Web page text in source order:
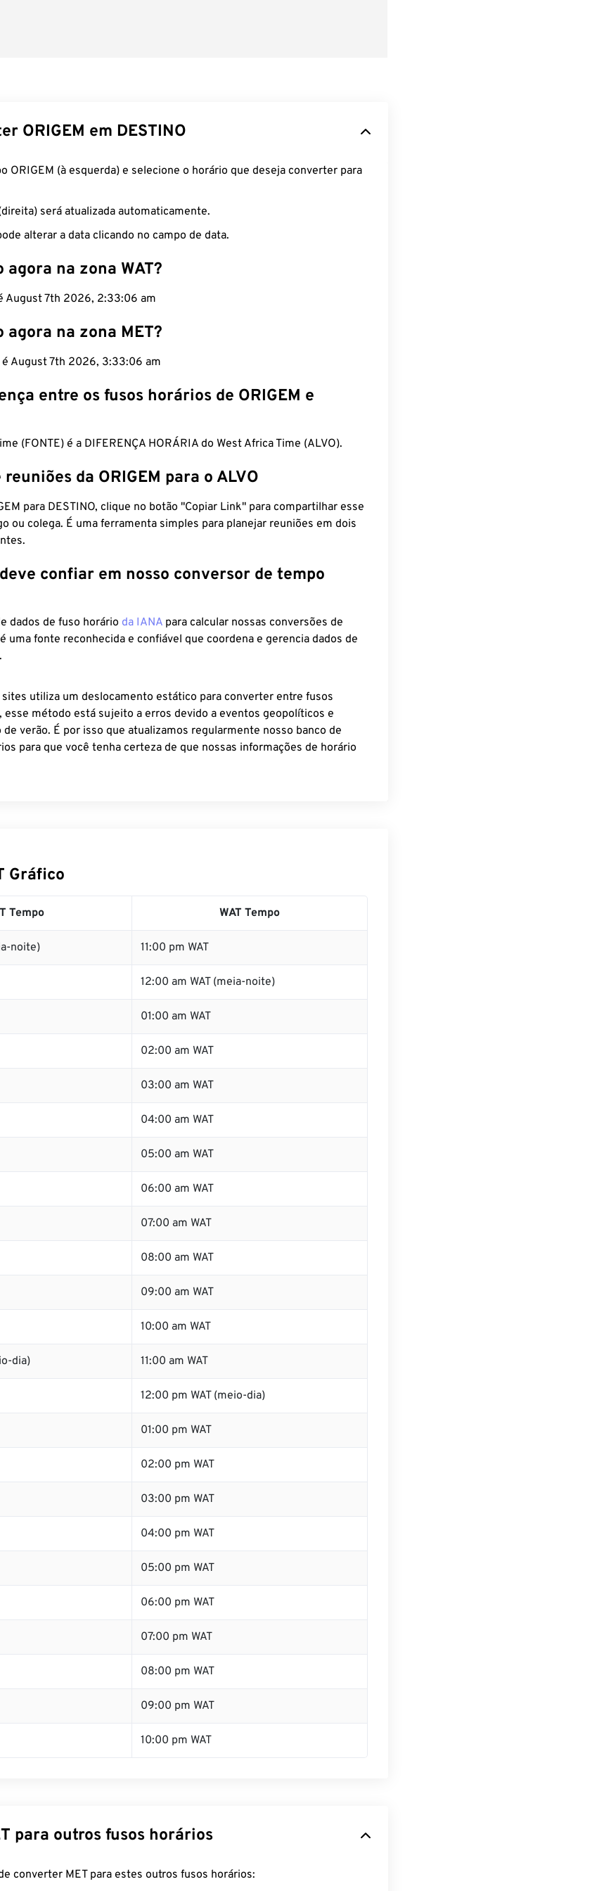
ORIGEM em DESTINO
ORIGEM (à esquerda) e selecione o horário que deseja converter para
será atualizada automaticamente.
alterar a data clicando no campo de data.
agora na zona WAT?
August 7th 2026, 2:33:07 am
agora na zona MET?
é August 7th 2026, 3:33:07 am
entre os fusos horários de ORIGEM e
(FONTE) é a DIFERENÇA HORÁRIA do West Africa Time (ALVO).
da ORIGEM para o ALVO
para DESTINO, clique no botão "Copiar Link" para compartilhar esse
ou colega. É uma ferramenta simples para planejar reuniões em dois
confiar em nosso conversor de tempo
dados de fuso horário da IANA para calcular nossas conversões de
uma fonte reconhecida e confiável que coordena e gerencia dados de
utiliza um deslocamento estático para converter entre fusos
esse método está sujeito a erros devido a eventos geopolíticos e
de verão. É por isso que atualizamos regularmente nosso banco de
para que você tenha certeza de que nossas informações de horário
Gráfico
Tempo WAT Tempo
noite) 11:00 pm WAT
12:00 am WAT (meia-noite)
01:00 am WAT
02:00 am WAT
03:00 am WAT
04:00 am WAT
05:00 am WAT
06:00 am WAT
07:00 am WAT
08:00 am WAT
09:00 am WAT
10:00 am WAT
dia) 11:00 am WAT
12:00 pm WAT (meio-dia)
01:00 pm WAT
02:00 pm WAT
03:00 pm WAT
04:00 pm WAT
05:00 pm WAT
06:00 pm WAT
07:00 pm WAT
08:00 pm WAT
09:00 pm WAT
10:00 pm WAT
para outros fusos horários
converter MET para estes outros fusos horários: